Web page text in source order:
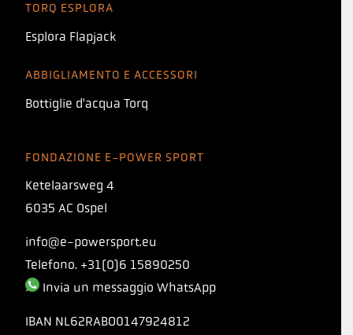
TORQ ESPLORA
Esplora Flapjack
ABBIGLIAMENTO E ACCESSORI
Bottiglie d'acqua Torq
FONDAZIONE E-POWER SPORT
Ketelaarsweg 4
6035 AC Ospel
info@e-powersport.eu
Telefono. +31(0)6 15890250
Invia un messaggio WhatsApp
IBAN NL62RABO0147924812